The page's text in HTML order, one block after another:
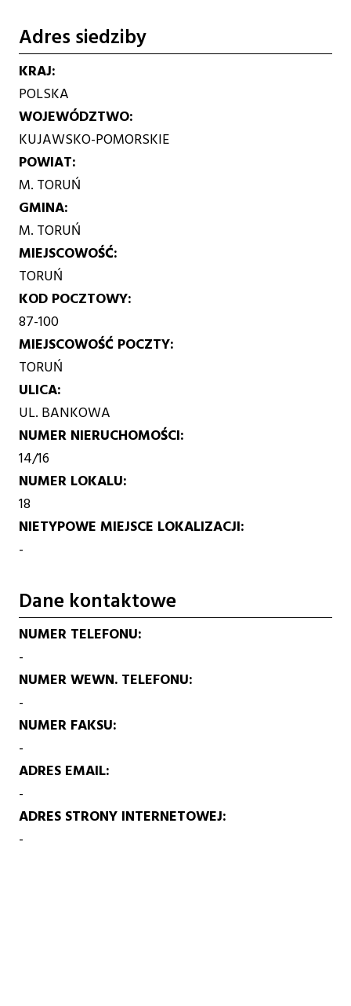
Adres siedziby
KRAJ
POLSKA
WOJEWÓDZTWO
KUJAWSKO-POMORSKIE
POWIAT
M. TORUŃ
GMINA
M. TORUŃ
MIEJSCOWOŚĆ
TORUŃ
KOD POCZTOWY
87-100
MIEJSCOWOŚĆ POCZTY
TORUŃ
ULICA
UL. BANKOWA
NUMER NIERUCHOMOŚCI
14/16
NUMER LOKALU
18
NIETYPOWE MIEJSCE LOKALIZACJI
-
Dane kontaktowe
NUMER TELEFONU
-
NUMER WEWN. TELEFONU
-
NUMER FAKSU
-
ADRES EMAIL
-
ADRES STRONY INTERNETOWEJ
-